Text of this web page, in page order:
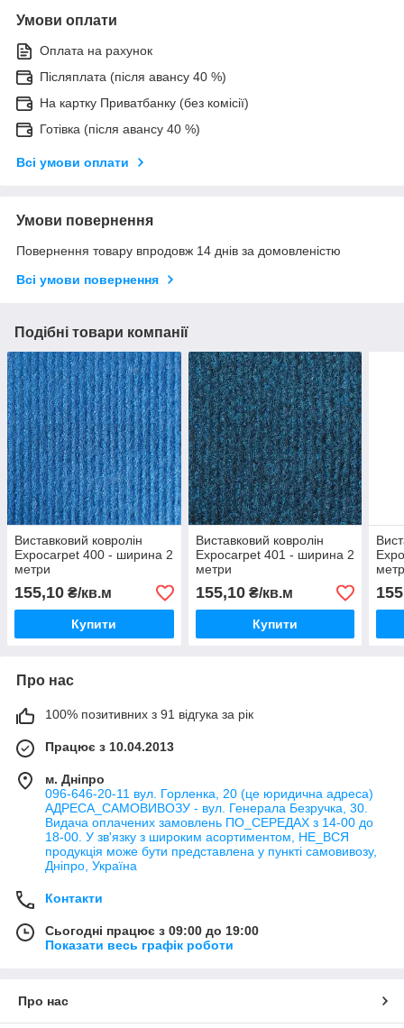
Умови оплати
Оплата на рахунок
Післяплата (після авансу 40 %)
На картку Приватбанку (без комісії)
Готівка (після авансу 40 %)
Всі умови оплати
Умови повернення
Повернення товару впродовж 14 днів за домовленістю
Всі умови повернення
Подібні товари компанії
Виставковий ковролін
Expocarpet 400 - ширина 2
метри
155,10 ₴/кв.м
Купити
Виставковий ковролін
Expocarpet 401 - ширина 2
метри
155,10₴/кв.м
Купити
Про нас
100% позитивних з 91 відгука за рік
Працює з 10.04.2013
м. Дніпро
096-646-20-11 вул. Горленка, 20 (це юридична адреса)
АДРЕСА_САМОВИВОЗУ - вул. Генерала Безручка, 30.
Видача оплачених замовлень ПО_СЕРЕДАХ з 14-00 до
18-00. У зв'язку з широким асортиментом, НЕ_ВСЯ
продукція може бути представлена у пункті самовивозу,
Дніпро, Україна
Контакти
Сьогодні працює з 09:00 до 19:00
Показати весь графік роботи
Про нас